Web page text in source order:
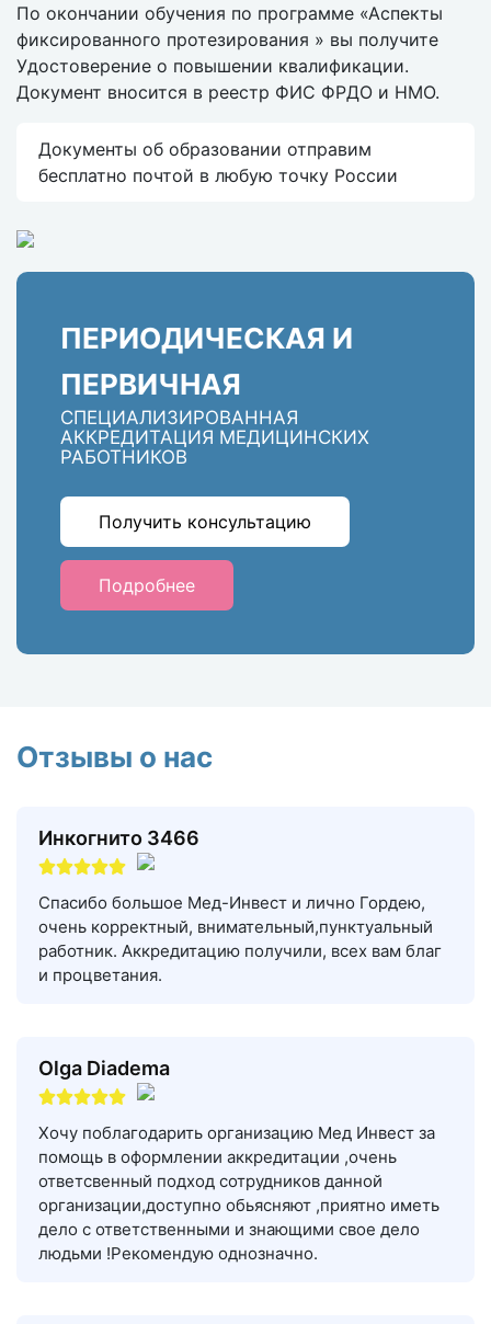
По окончании обучения по программе «Аспекты
фиксированного протезирования » вы получите
Удостоверение о повышении квалификации.
Документ вносится в реестр ФИС ФРДО и НМО.
Документы об образовании отправим
бесплатно почтой в любую точку России
ПЕРИОДИЧЕСКАЯ И
ПЕРВИЧНАЯ
СПЕЦИАЛИЗИРОВАННАЯ
АККРЕДИТАЦИЯ МЕДИЦИНСКИХ
РАБОТНИКОВ
Получить консультацию
Подробнее
Отзывы о нас
Инкогнито 3466
Спасибо большое Мед-Инвест и лично Гордею,
очень корректный, внимательный,пунктуальный
работник. Аккредитацию получили, всех вам благ
и процветания.
Olga Diadema
Хочу поблагодарить организацию Мед Инвест за
помощь в оформлении аккредитации ,очень
ответсвенный подход сотрудников данной
организации,доступно обьясняют ,приятно иметь
дело с ответственными и знающими свое дело
людьми !Рекомендую однозначно.